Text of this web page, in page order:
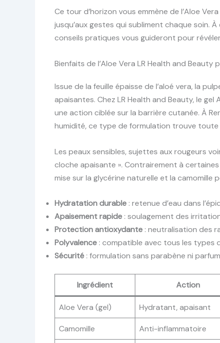
Ce tour d’horizon vous emmène de l’Aloe
jusqu’aux gestes qui subliment chaque soin.
conseils pratiques vous guideront pour
Bienfaits de l’Aloe Vera LR Health and
Issue de la feuille épaisse de l’aloé vera, la
apaisantes. Chez LR Health and Beauty, le
une action ciblée sur la barrière cutanée. À
humidité, ce type de formulation trouve toute
Les peaux sensibles, sujettes aux rougeurs
cloche apaisante ». Contrairement à
mise sur la glycérine naturelle et la camomille
Hydratation durable : retenue d’eau dans
Apaisement rapide : soulagement des
Protection antioxydante : neutralisation des
Polyvalence : compatible avec tous les types
Sécurité : formulation sans parabène ni
Ingrédient Action
Aloe Vera (gel) Hydratant, apaisant
Camomille Anti-inflammatoire